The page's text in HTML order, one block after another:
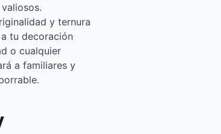
y ternura
tu decoración
o cualquier
a familiares y